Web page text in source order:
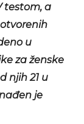
testom, a
u
za ženske
njih 21 u
je